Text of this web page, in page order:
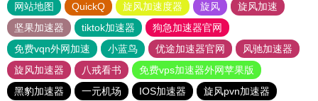
网站地图 QuickQ 旋风加速度器 旋风
旋风加速
坚果加速器
tiktok加速器
狗急加速器官网
免费vqn外网加速
小蓝鸟 优途加速器官网
风驰加速器
旋风加速器
八戒看书
免费vps加速器外网苹果版
黑豹加速器
一元机场 IOS加速器
旋风pvn加速器